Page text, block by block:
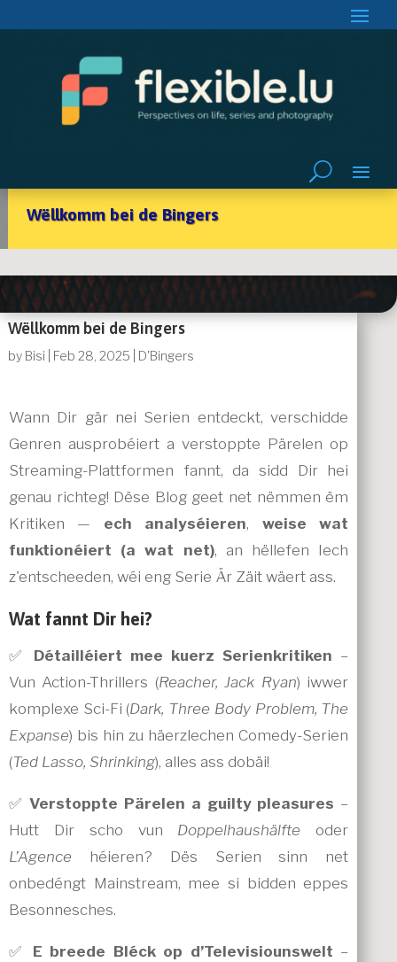
Wëllkomm bei de Bingers
Wëllkomm bei de Bingers
by Bisi Feb 28, 2025 D'Bingers
Wann Dir gär nei Serien entdeckt, verschidde
Genren ausprobéiert a verstoppte Pärelen op
Streaming-Plattformen fannt, da sidd Dir hei
genau richteg! Dëse Blog geet net nëmmen ëm
Kritiken — ech analyséieren, weise wat
funktionéiert (a wat net), an hëllefen Iech
z'entscheeden, wéi eng Serie Är Zäit wäert ass.
Wat fannt Dir hei?
✅ Détailléiert mee kuerz Serienkritiken –
Vun Action-Thrillers (Reacher, Jack Ryan) iwwer
komplexe Sci-Fi (Dark, Three Body Problem, The
Expanse) bis hin zu häerzlechen Comedy-Serien
(Ted Lasso, Shrinking), alles ass dobäi!
✅Verstoppte Pärelen a guilty pleasures –
Hutt Dir scho vun Doppelhaushälfte oder
L’Agence héieren? Dës Serien sinn net
onbedéngt Mainstream, mee si bidden eppes
Besonnesches.
✅ E breede Bléck op d’Televisiounswelt –